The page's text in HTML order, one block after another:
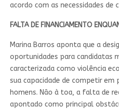
acordo com as necessidades de
FALTA DE FINANCIAMENTO
Marina Barros aponta que a
oportunidades para candidatas
caracterizada como violência
sua capacidade de competir em
homens. Não à toa, a falta de
apontado como principal